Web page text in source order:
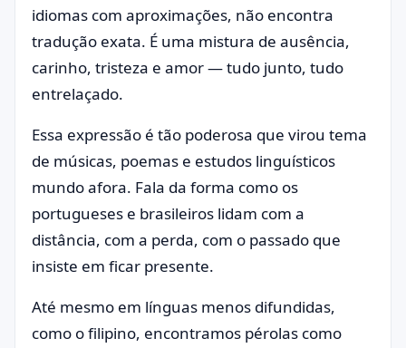
idiomas com aproximações, não encontra
tradução exata. É uma mistura de ausência,
carinho, tristeza e amor — tudo junto, tudo
entrelaçado.
Essa expressão é tão poderosa que virou tema
de músicas, poemas e estudos linguísticos
mundo afora. Fala da forma como os
portugueses e brasileiros lidam com a
distância, com a perda, com o passado que
insiste em ficar presente.
Até mesmo em línguas menos difundidas,
como o filipino, encontramos pérolas como